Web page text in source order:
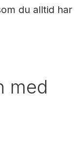
du alltid har
med